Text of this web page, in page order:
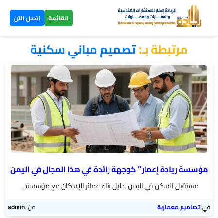
القائمة اتصل الآن ×
الرئيسية
تصاميم
ومخططات▼
بناء
عظم
اليمن
بناء
تسليم
مفتاح
مرتبطة بـ:تصميم مباني سكنية
مؤسسة ريادة إعمار" كوجهة رائدة في هذا المجال في اليمن
مستقبل السكن في اليمن: دليل بناء عمائر الإسكان مع مؤسسة...
في:تصاميم معمارية من:admin